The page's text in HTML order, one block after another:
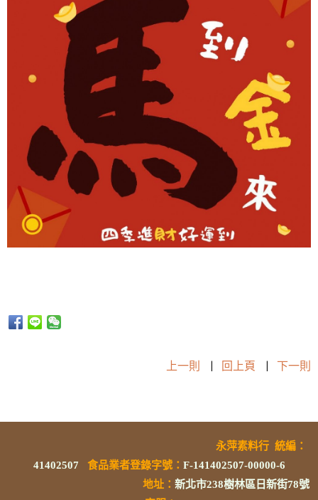
上一則 | 回上頁 | 下一則
永萍素料行 統編 ：
41402507
食品業者登錄字號： F-141402507-00000-6
地址： 新北市238樹林區日新街78號